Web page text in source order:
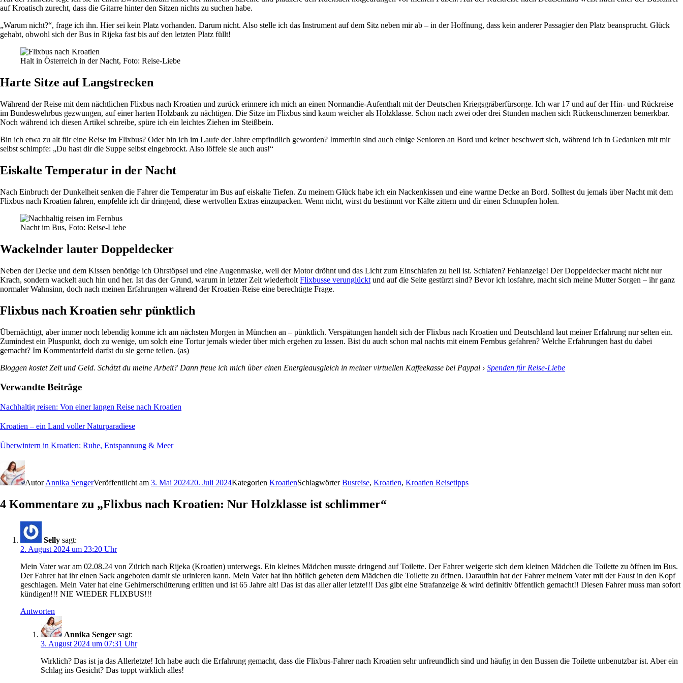
auf Kroatisch zurecht, dass die Gitarre hinter den Sitzen nichts zu suchen habe.
„Warum nicht?“, frage ich ihn. Hier sei kein Platz vorhanden. Darum nicht. Also stelle ich das Instrument auf dem Sitz neben mir ab – in der Hoffnung, dass kein anderer Passagier den Platz beansprucht. Glück
gehabt, obwohl sich der Bus in Rijeka fast bis auf den letzten Platz füllt!
Halt in Österreich in der Nacht, Foto: Reise-Liebe
Harte Sitze auf Langstrecken
Während der Reise mit dem nächtlichen Flixbus nach Kroatien und zurück erinnere ich mich an einen Normandie-Aufenthalt mit der Deutschen Kriegsgräberfürsorge. Ich war 17 und auf der Hin- und Rückreise
im Bundeswehrbus gezwungen, auf einer harten Holzbank zu nächtigen. Die Sitze im Flixbus sind kaum weicher als Holzklasse. Schon nach zwei oder drei Stunden machen sich Rückenschmerzen bemerkbar.
Noch während ich diesen Artikel schreibe, spüre ich ein leichtes Ziehen im Steißbein.
Bin ich etwa zu alt für eine Reise im Flixbus? Oder bin ich im Laufe der Jahre empfindlich geworden? Immerhin sind auch einige Senioren an Bord und keiner beschwert sich, während ich in Gedanken mit mir
selbst schimpfe: „Du hast dir die Suppe selbst eingebrockt. Also löffele sie auch aus!“
Eiskalte Temperatur in der Nacht
Nach Einbruch der Dunkelheit senken die Fahrer die Temperatur im Bus auf eiskalte Tiefen. Zu meinem Glück habe ich ein Nackenkissen und eine warme Decke an Bord. Solltest du jemals über Nacht mit dem
Flixbus nach Kroatien fahren, empfehle ich dir dringend, diese wertvollen Extras einzupacken. Wenn nicht, wirst du bestimmt vor Kälte zittern und dir einen Schnupfen holen.
Nacht im Bus, Foto: Reise-Liebe
Wackelnder lauter Doppeldecker
Neben der Decke und dem Kissen benötige ich Ohrstöpsel und eine Augenmaske, weil der Motor dröhnt und das Licht zum Einschlafen zu hell ist. Schlafen? Fehlanzeige! Der Doppeldecker macht nicht nur
Krach, sondern wackelt auch hin und her. Ist das der Grund, warum in letzter Zeit wiederholt Flixbusse verunglückt und auf die Seite gestürzt sind? Bevor ich losfahre, macht sich meine Mutter Sorgen – ihr ganz
normaler Wahnsinn, doch nach meinen Erfahrungen während der Kroatien-Reise eine berechtigte Frage.
Flixbus nach Kroatien sehr pünktlich
Übernächtigt, aber immer noch lebendig komme ich am nächsten Morgen in München an – pünktlich. Verspätungen handelt sich der Flixbus nach Kroatien und Deutschland laut meiner Erfahrung nur selten ein.
Zumindest ein Pluspunkt, doch zu wenige, um solch eine Tortur jemals wieder über mich ergehen zu lassen. Bist du auch schon mal nachts mit einem Fernbus gefahren? Welche Erfahrungen hast du dabei
gemacht? Im Kommentarfeld darfst du sie gerne teilen. (as)
Bloggen kostet Zeit und Geld. Schätzt du meine Arbeit? Dann freue ich mich über einen Energieausgleich in meiner virtuellen Kaffeekasse bei Paypal › Spenden für Reise-Liebe
Verwandte Beiträge
Nachhaltig reisen: Von einer langen Reise nach Kroatien
Kroatien – ein Land voller Naturparadiese
Überwintern in Kroatien: Ruhe, Entspannung & Meer
AutorAnnika SengerVeröffentlicht am 3. Mai 202420. Juli 2024Kategorien KroatienSchlagwörterBusreise, Kroatien, Kroatien Reisetipps
4 Kommentare zu „Flixbus nach Kroatien: Nur Holzklasse ist schlimmer“
Selly sagt:
2. August 2024 um 23:20 Uhr
Mein Vater war am 02.08.24 von Zürich nach Rijeka (Kroatien) unterwegs. Ein kleines Mädchen musste dringend auf Toilette. Der Fahrer weigerte sich dem kleinen Mädchen die Toilette zu öffnen im Bus.
Der Fahrer hat ihr einen Sack angeboten damit sie urinieren kann. Mein Vater hat ihn höflich gebeten dem Mädchen die Toilette zu öffnen. Daraufhin hat der Fahrer meinem Vater mit der Faust in den Kopf
geschlagen. Mein Vater hat eine Gehirnerschütterung erlitten und ist 65 Jahre alt! Das ist das aller aller letzte!!! Das gibt eine Strafanzeige & wird definitiv öffentlich gemacht!! Diesen Fahrer muss man sofort
kündigen!!! NIE WIEDER FLIXBUS!!!
Antworten
Annika Senger sagt:
3. August 2024 um 07:31 Uhr
Wirklich? Das ist ja das Allerletzte! Ich habe auch die Erfahrung gemacht, dass die Flixbus-Fahrer nach Kroatien sehr unfreundlich sind und häufig in den Bussen die Toilette unbenutzbar ist. Aber ein
Schlag ins Gesicht? Das toppt wirklich alles!